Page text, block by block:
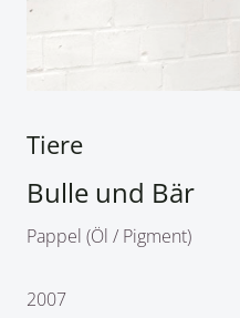
Tiere
Bulle und Bär
Pappel (Öl / Pigment)
2007